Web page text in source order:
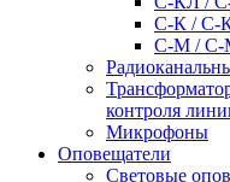
С-К / С-
С-М / С-
контроля
Микрофоны
Оповещатели
Световые